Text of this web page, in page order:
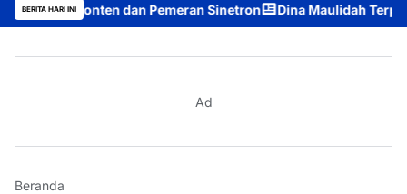
BERITA HARI INI
dan Pemeran Sinetron Dina Maulidah Terpilih Aklamasi
Ad
Beranda